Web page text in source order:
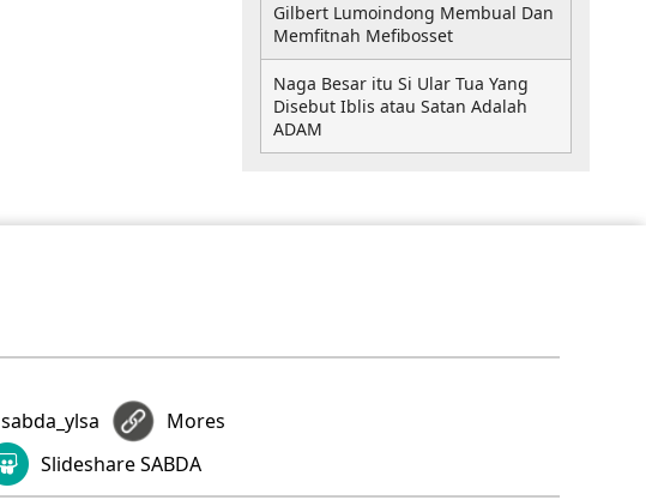
Gilbert Lumoindong Membual Dan
Memfitnah Mefibosset
Naga Besar itu Si Ular Tua Yang
Disebut Iblis atau Satan Adalah
ADAM
sabda_ylsa
Mores
Slideshare SABDA